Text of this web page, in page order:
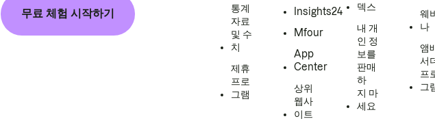
무료 체험 시작하기
통계
자료
및 수
치
제휴
프로
그램
Insights24
Mfour
App
Center
상위
웹사
이트
덱스
내 개
인 정
보를
판매
하
지 마
세요
웨
나
앰
서
프
그